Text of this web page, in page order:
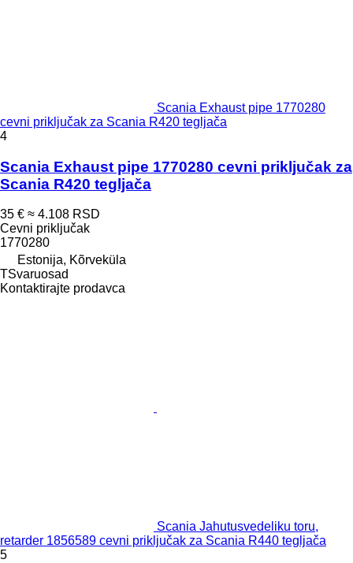
Scania Exhaust pipe 1770280
cevni priključak za Scania R420 tegljača
4
Scania Exhaust pipe 1770280 cevni priključak za
Scania R420 tegljača
35 € ≈ 4.108 RSD
Cevni priključak
1770280
Estonija, Kõrveküla
TSvaruosad
Kontaktirajte prodavca
Scania Jahutusvedeliku toru,
retarder 1856589 cevni priključak za Scania R440 tegljača
5